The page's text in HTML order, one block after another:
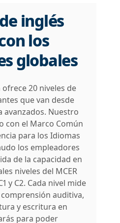
inglés
los
globales
20 niveles de
que van desde
avanzados. Nuestro
con el Marco Común
para los Idiomas
los empleadores
de la capacidad en
niveles del MCER
y C2. Cada nivel mide
auditiva,
y escritura en
para poder